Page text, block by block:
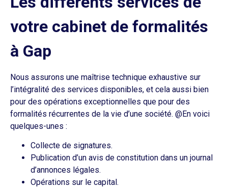
votre cabinet de formalités
à Gap
Nous assurons une maîtrise technique exhaustive sur
l’intégralité des services disponibles, et cela aussi bien
pour des opérations exceptionnelles que pour des
formalités récurrentes de la vie d’une société. @En voici
quelques-unes :
Collecte de signatures.
Publication d’un avis de constitution dans un journal
d’annonces légales.
Opérations sur le capital.